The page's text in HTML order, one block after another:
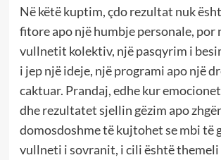
Në këtë kuptim, çdo rezultat nuk
fitore apo një humbje personale, por
vullnetit kolektiv, një pasqyrim i
i jep një ideje, një programi apo një
caktuar. Prandaj, edhe kur
dhe rezultatet sjellin gëzim apo
domosdoshme të kujtohet se mbi të
vullneti i sovranit, i cili është themeli